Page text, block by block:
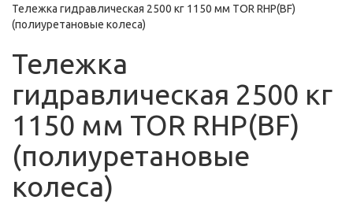
Тележка гидравлическая 2500 кг 1150 мм TOR RHP(BF)
(полиуретановые колеса)
Тележка
гидравлическая 2500 кг
1150 мм TOR RHP(BF)
(полиуретановые
колеса)